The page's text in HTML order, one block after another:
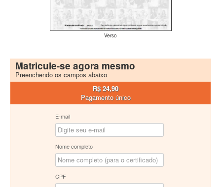
Verso
Matricule-se agora mesmo
Preenchendo os campos abaixo
R$ 24,90
Pagamento único
E-mail
Nome completo
CPF